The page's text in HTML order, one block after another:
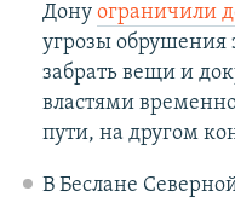
Дону ограничили
угрозы обрушения
забрать вещи и
властями
пути, на другом
В Беслане